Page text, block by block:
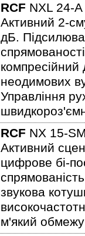
RCF NXL 24-
Активний 2-
дБ.
неодимових
Управління
RCF NX 15-
Активний
цифрове бі-
звукова
м'який